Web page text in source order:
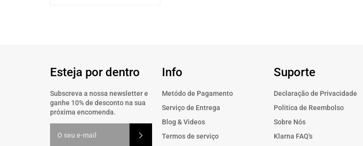
Esteja por dentro
Subscreva a nossa newsletter e
ganhe 10% de desconto na sua
próxima encomenda.
Subscrever
Info
Metódo de Pagamento
Serviço de Entrega
Blog & Videos
Termos de serviço
Suporte
Declaração de Privacidade
Politica de Reembolso
Sobre Nós
Klarna FAQ's